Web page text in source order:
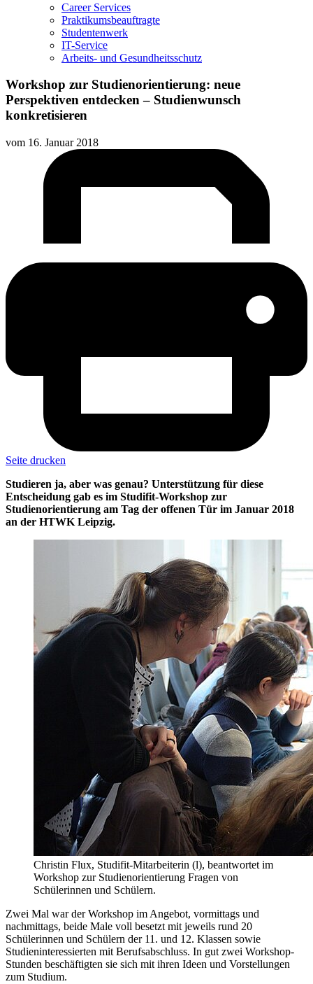
Career Services
Praktikumsbeauftragte
Studentenwerk
IT-Service
Arbeits- und Gesundheitsschutz
Workshop zur Studienorientierung: neue
Perspektiven entdecken – Studienwunsch
konkretisieren
vom 16. Januar 2018
Seite drucken
Studieren ja, aber was genau? Unterstützung für diese
Entscheidung gab es im Studifit-Workshop zur
Studienorientierung am Tag der offenen Tür im Januar 2018
an der HTWK Leipzig.
Christin Flux, Studifit-Mitarbeiterin (l), beantwortet im
Workshop zur Studienorientierung Fragen von
Schülerinnen und Schülern.
Zwei Mal war der Workshop im Angebot, vormittags und
nachmittags, beide Male voll besetzt mit jeweils rund 20
Schülerinnen und Schülern der 11. und 12. Klassen sowie
Studieninteressierten mit Berufsabschluss. In gut zwei Workshop-
Stunden beschäftigten sie sich mit ihren Ideen und Vorstellungen
zum Studium.